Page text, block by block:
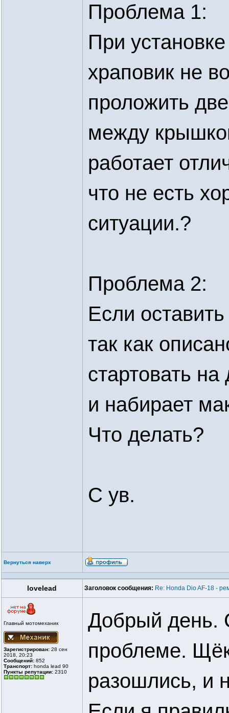
Проблема 1:
При
храповик не
проложить
между
работает
что не есть
ситуации.?
Проблема 2:
Если
так как
стартовать
и набирает
Что делать?
С ув.
Вернуться наверх
lovelead Заголовок сообщения: Re: Honda Dio AF-18 -
Главный мотомеханик
Зарегистрирован: 28 сен
2018, 20:23
Сообщений: 852
Транспорт: honda lead 90
Пункты репутации: 2310
Добрый день.
проблеме.
разошлись, и